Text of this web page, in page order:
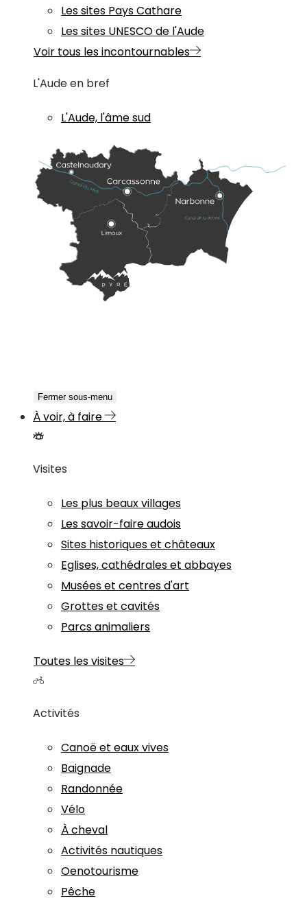
Les sites Pays Cathare
Les sites UNESCO de l'Aude
Voir tous les incontournables
L'Aude en bref
L'Aude, l'âme sud
Fermer sous-menu
À voir, à faire
Visites
Les plus beaux villages
Les savoir-faire audois
Sites historiques et châteaux
Eglises, cathédrales et abbayes
Musées et centres d'art
Grottes et cavités
Parcs animaliers
Toutes les visites
Activités
Canoë et eaux vives
Baignade
Randonnée
Vélo
À cheval
Activités nautiques
Oenotourisme
Pêche